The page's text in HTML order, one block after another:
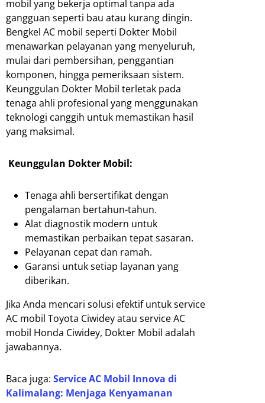
mobil yang bekerja optimal tanpa ada
gangguan seperti bau atau kurang dingin.
Bengkel AC mobil seperti Dokter Mobil
menawarkan pelayanan yang menyeluruh,
mulai dari pembersihan, penggantian
komponen, hingga pemeriksaan sistem.
Keunggulan Dokter Mobil terletak pada
tenaga ahli profesional yang menggunakan
teknologi canggih untuk memastikan hasil
yang maksimal.
Keunggulan Dokter Mobil:
Tenaga ahli bersertifikat dengan
pengalaman bertahun-tahun.
Alat diagnostik modern untuk
memastikan perbaikan tepat sasaran.
Pelayanan cepat dan ramah.
Garansi untuk setiap layanan yang
diberikan.
Jika Anda mencari solusi efektif untuk service
AC mobil Toyota Ciwidey atau service AC
mobil Honda Ciwidey, Dokter Mobil adalah
jawabannya.
Baca juga: Service AC Mobil Innova di
Kalimalang: Menjaga Kenyamanan